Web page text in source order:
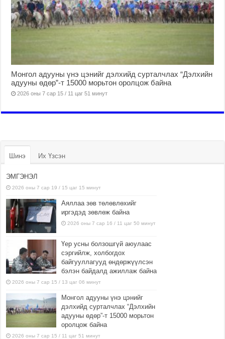
Монгол адууны үнэ цэнийг дэлхийд сурталчлах “Дэлхийн
адууны өдөр”-т 15000 морьтон оролцож байна
2026 оны 7 сар 15 / 11 цаг 51 минут
Шинэ Их Үзсэн
ЭМГЭНЭЛ
2026 оны 7 сар 19 / 15 цаг 15 минут
Аяллаа зөв төлөвлөхийг
иргэдэд зөвлөж байна
2026 оны 7 сар 16 / 11 цаг 50 минут
Үер усны болзошгүй аюулаас
сэргийлж, холбогдох
байгууллагууд өндөржүүлсэн
бэлэн байдалд ажиллаж байна
2026 оны 7 сар 15 / 13 цаг 06 минут
Монгол адууны үнэ цэнийг
дэлхийд сурталчлах “Дэлхийн
адууны өдөр”-т 15000 морьтон
оролцож байна
2026 оны 7 сар 15 / 11 цаг 51 минут